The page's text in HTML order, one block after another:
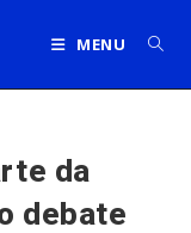
MENU
da
debate